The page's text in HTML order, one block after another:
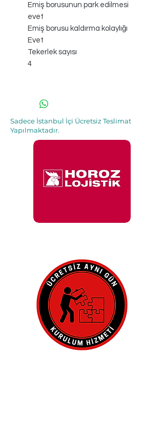
Emiş borusunun park edilmesi
evet
Emiş borusu kaldırma kolaylığı
Evet
Tekerlek sayısı
4
Sadece İstanbul İçi Ücretsiz Teslimat
Yapılmaktadır.